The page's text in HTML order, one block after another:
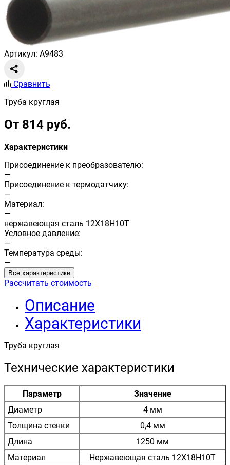
Артикул: A9483
Сравнить
Труба круглая
От 814 руб.
Характеристики
Присоединение к преобразователю:
—
Присоединение к термодатчику:
—
Материал:
—
нержавеющая сталь 12Х18Н10Т
Условное давление:
—
Температура среды:
—
Все характеристики
Рассчитать стоимость
Описание
Характеристики
Труба круглая
Технические характеристики
Параметр
Значение
Диаметр
4 мм
Толщина стенки
0,4 мм
Длина
1250 мм
Материал
Нержавеющая сталь 12Х18Н10Т